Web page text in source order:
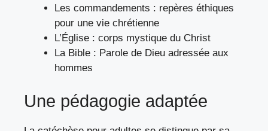
Les commandements : repères éthiques
pour une vie chrétienne
L’Église : corps mystique du Christ
La Bible : Parole de Dieu adressée aux
hommes
Une pédagogie adaptée